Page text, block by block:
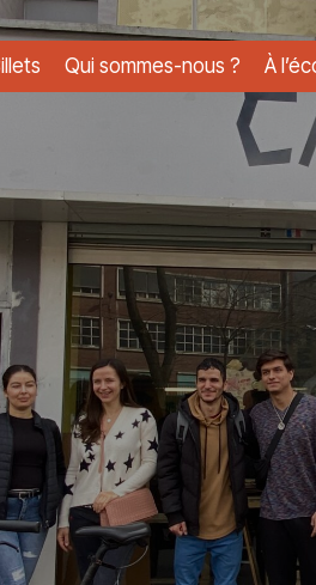
Qui sommes-nous ? À